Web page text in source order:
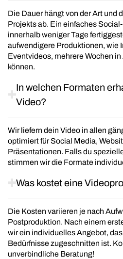
Die Dauer hängt von der Art und
Projekts ab. Ein einfaches
innerhalb weniger Tage
aufwendigere Produktionen, wie
Eventvideos, mehrere Wochen
können.
In welchen Formaten
Video?
Wir liefern dein Video in allen
optimiert für Social Media,
Präsentationen. Falls du
stimmen wir die Formate
Was kostet eine
Die Kosten variieren je nach
Postproduktion. Nach einem
wir ein individuelles Angebot,
Bedürfnisse zugeschnitten ist.
unverbindliche Beratung!